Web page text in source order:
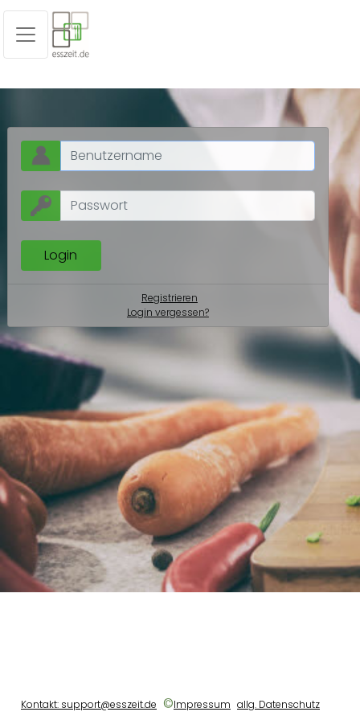
Registrieren
Login vergessen?
Kontakt: support@esszeit.de ©Impressum allg. Datenschutz